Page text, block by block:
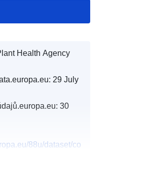
Health Agency
29 July
30
88u/dataset/co